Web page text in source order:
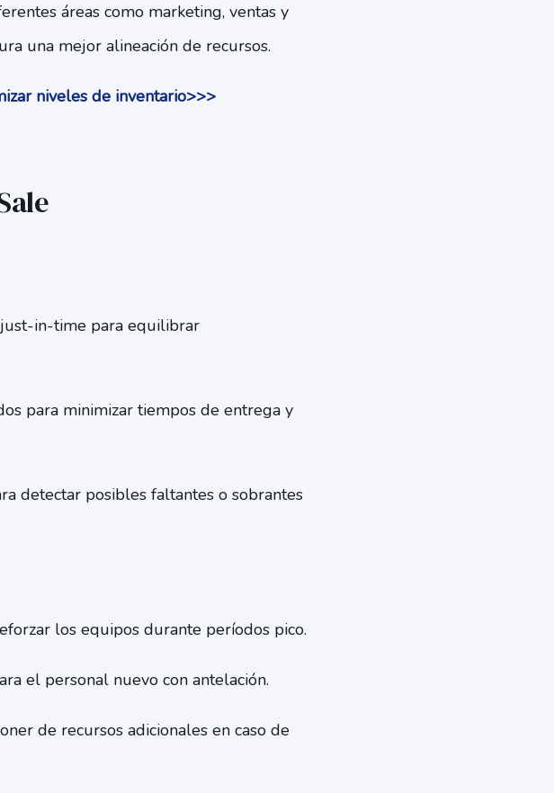
áreas como marketing, ventas y
una mejor alineación de recursos.
niveles de inventario>>>
in-time para equilibrar
para minimizar tiempos de entrega y
detectar posibles faltantes o sobrantes
los equipos durante períodos pico.
el personal nuevo con antelación.
de recursos adicionales en caso de